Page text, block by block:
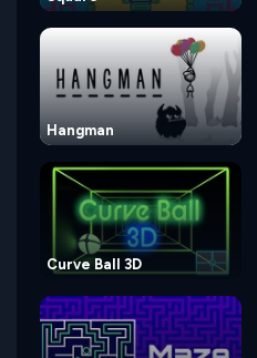
Hangman
Curve Ball 3D